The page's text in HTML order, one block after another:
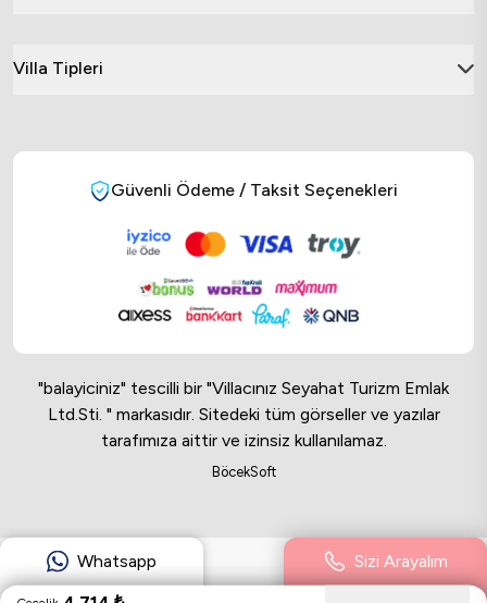
Villa Tipleri
Güvenli Ödeme / Taksit Seçenekleri
"balayiciniz" tescilli bir "Villacınız Seyahat Turizm Emlak
Ltd.Sti. " markasıdır. Sitedeki tüm görseller ve yazılar
tarafımıza aittir ve izinsiz kullanılamaz.
BöcekSoft
Whatsapp Sizi Arayalım